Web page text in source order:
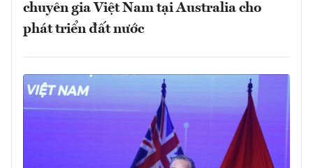
chuyên gia Việt Nam tại Australia cho
phát triển đất nước